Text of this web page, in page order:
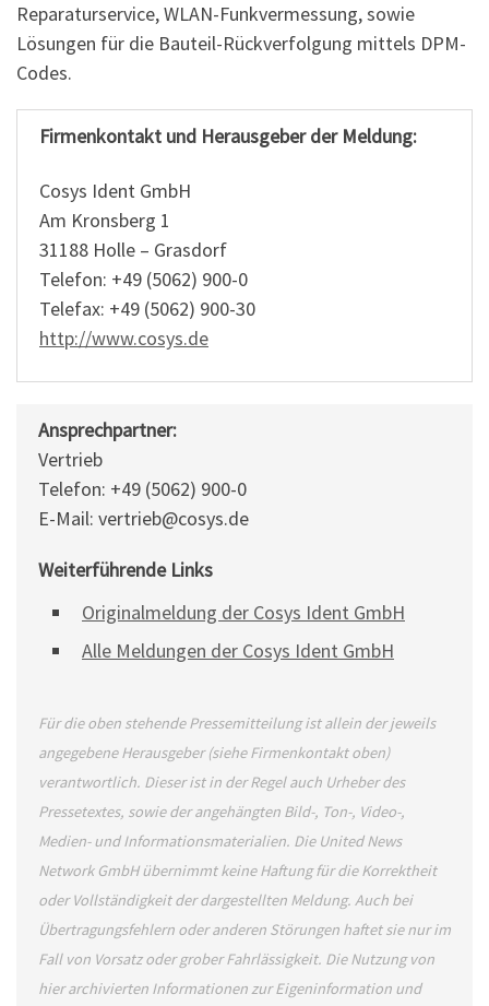
Reparaturservice, WLAN-Funkvermessung, sowie
Lösungen für die Bauteil-Rückverfolgung mittels DPM-
Codes.
Firmenkontakt und Herausgeber der Meldung:
Cosys Ident GmbH
Am Kronsberg 1
31188 Holle – Grasdorf
Telefon: +49 (5062) 900-0
Telefax: +49 (5062) 900-30
http://www.cosys.de
Ansprechpartner:
Vertrieb
Telefon: +49 (5062) 900-0
E-Mail: vertrieb@cosys.de
Weiterführende Links
Originalmeldung der Cosys Ident GmbH
Alle Meldungen der Cosys Ident GmbH
Für die oben stehende Pressemitteilung ist allein der jeweils
angegebene Herausgeber (siehe Firmenkontakt oben)
verantwortlich. Dieser ist in der Regel auch Urheber des
Pressetextes, sowie der angehängten Bild-, Ton-, Video-,
Medien- und Informationsmaterialien. Die United News
Network GmbH übernimmt keine Haftung für die Korrektheit
oder Vollständigkeit der dargestellten Meldung. Auch bei
Übertragungsfehlern oder anderen Störungen haftet sie nur im
Fall von Vorsatz oder grober Fahrlässigkeit. Die Nutzung von
hier archivierten Informationen zur Eigeninformation und